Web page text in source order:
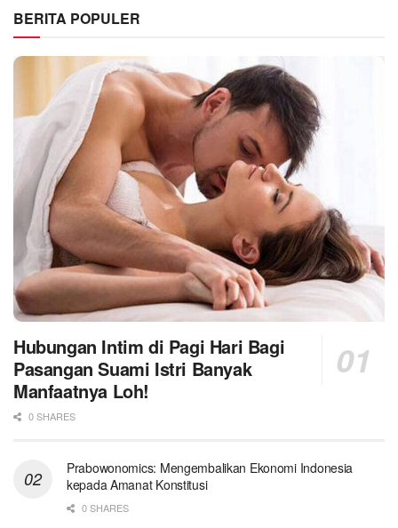
BERITA POPULER
Hubungan Intim di Pagi Hari Bagi
Pasangan Suami Istri Banyak
Manfaatnya Loh!
0 SHARES
Prabowonomics: Mengembalikan Ekonomi Indonesia
kepada Amanat Konstitusi
0 SHARES